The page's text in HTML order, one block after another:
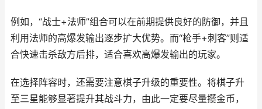
例如，“战士+法师”组合可以在前期提供良好的防御，并且
利用法师的高爆发输出逐步扩大优势。而“枪手+刺客”则适
合快速击杀敌方后排，适合喜欢高爆发输出的玩家。
在选择阵容时，还需要注意棋子升级的重要性。将棋子升
至三星能够显著提升其战斗力，由此一定要尽量攒金币，